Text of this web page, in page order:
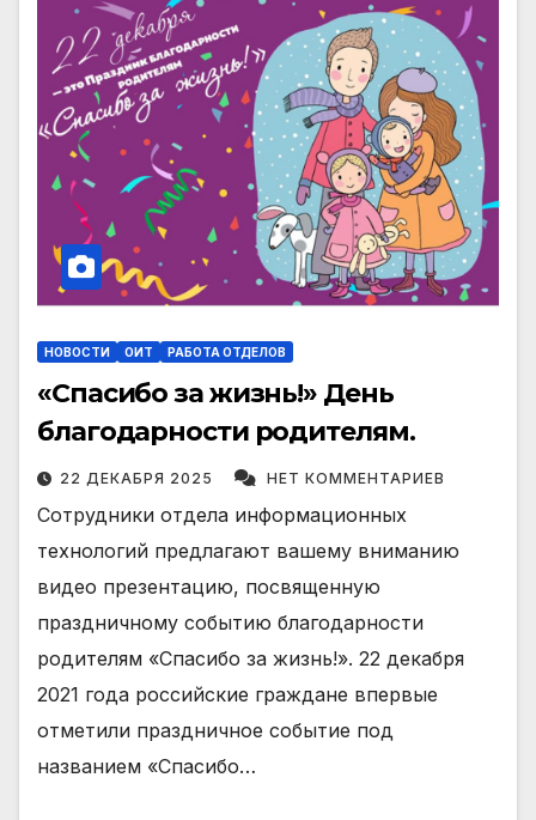
НОВОСТИ ОИТ РАБОТА ОТДЕЛОВ
«Спасибо за жизнь!» День
благодарности родителям.
22 ДЕКАБРЯ 2025 НЕТ КОММЕНТАРИЕВ
Сотрудники отдела информационных
технологий предлагают вашему вниманию
видео презентацию, посвященную
праздничному событию благодарности
родителям «Спасибо за жизнь!». 22 декабря
2021 года российские граждане впервые
отметили праздничное событие под
названием «Спасибо…